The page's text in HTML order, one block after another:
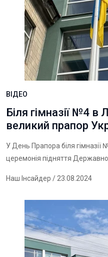
ВІДЕО
Біля гімназії №4 в
великий прапор
У День Прапора біля гімназії
церемонія підняття
Наш Інсайдер / 23.08.2024